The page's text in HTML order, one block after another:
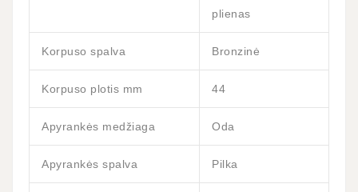
plienas
Korpuso spalva Bronzinė
Korpuso plotis mm 44
Apyrankės medžiaga Oda
Apyrankės spalva Pilka